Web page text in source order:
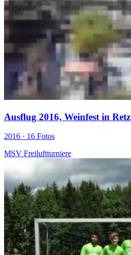
Ausflug 2016, Weinfest in Retz
2016 · 16 Fotos
MSV Freiluftturniere